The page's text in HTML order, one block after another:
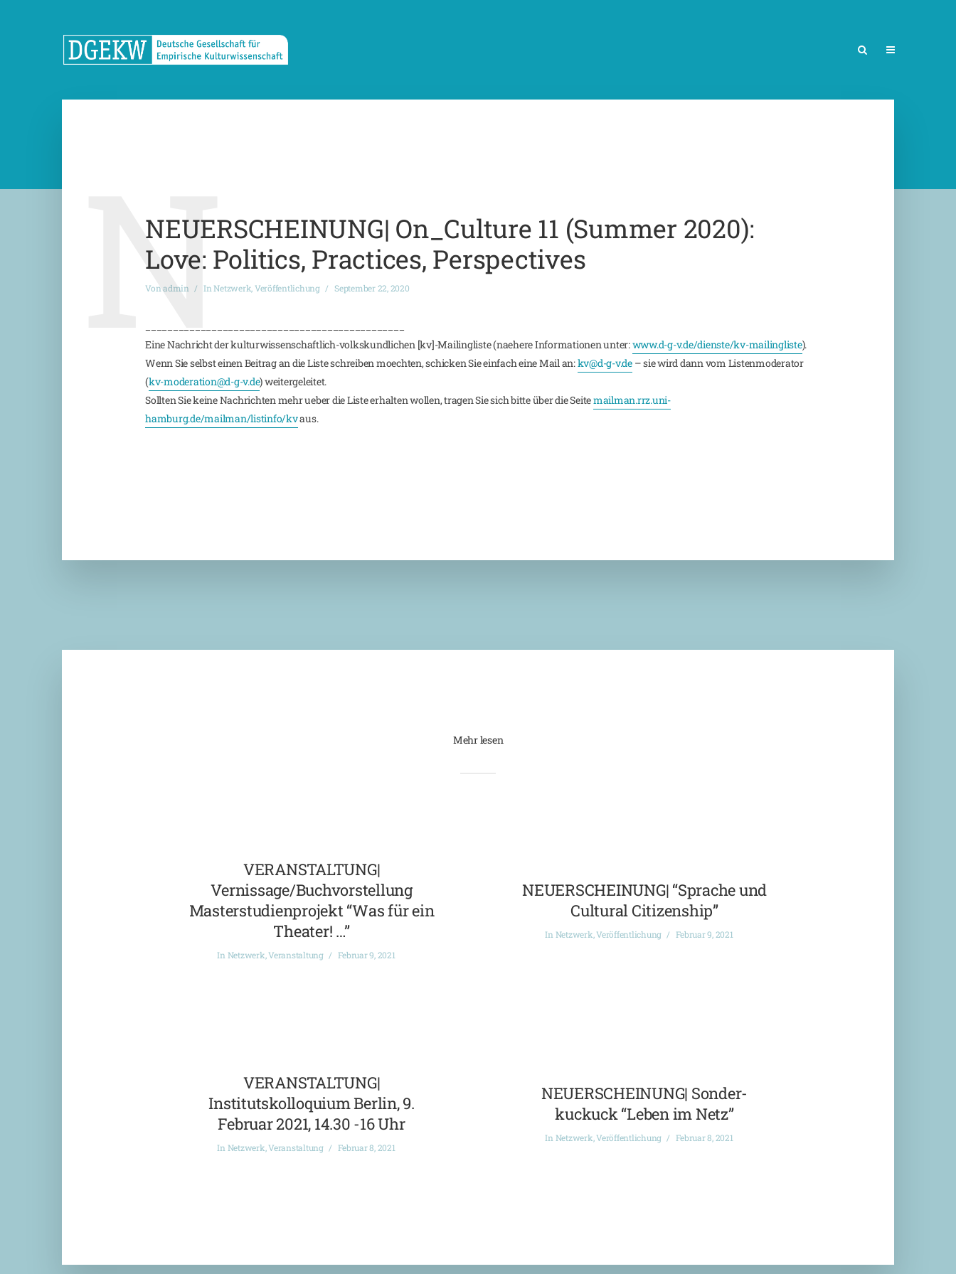
NEUERSCHEINUNG| On_Culture 11 (Summer 2020):
Love: Politics, Practices, Perspectives
Vonadmin InNetzwerk,Veröffentlichung September 22, 2020
N
Eine Nachricht der kulturwissenschaftlich-volkskundlichen [kv]-Mailingliste (naehere Informationen unter:www.d-g-v.de/dienste/kv-mailingliste).
Wenn Sie selbst einen Beitrag an die Liste schreiben moechten, schicken Sie einfach eine Mail an:kv@d-g-v.de– sie wird dann vom Listenmoderator
(kv-moderation@d-g-v.de) weitergeleitet.
Sollten Sie keine Nachrichten mehr ueber die Liste erhalten wollen, tragen Sie sich bitte über die Seitemailman.rrz.uni-
hamburg.de/mailman/listinfo/kvaus.
Mehr lesen
VERANSTALTUNG|
Vernissage/Buchvorstellung
Masterstudienprojekt “Was für ein
Theater! …”
In Netzwerk,Veranstaltung Februar 9, 2021
NEUERSCHEINUNG| “Sprache und
Cultural Citizenship”
In Netzwerk,Veröffentlichung Februar 9, 2021
VERANSTALTUNG|
Institutskolloquium Berlin, 9.
Februar 2021, 14.30 -16 Uhr
In Netzwerk,Veranstaltung Februar 8, 2021
NEUERSCHEINUNG| Sonder-
kuckuck “Leben im Netz”
In Netzwerk,Veröffentlichung Februar 8, 2021